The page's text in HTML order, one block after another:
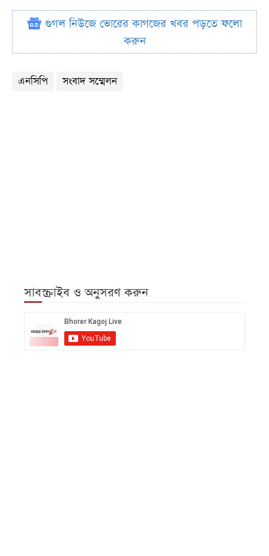
গুগল নিউজে ভোরের কাগজের খবর পড়তে ফলো
করুন
এনসিপি সংবাদ সম্মেলন
সাবস্ক্রাইব ও অনুসরণ করুন